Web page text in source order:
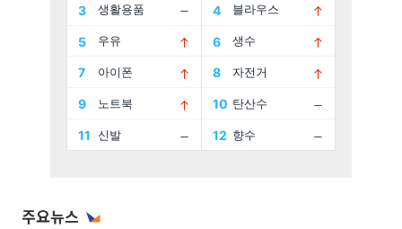
주요뉴스